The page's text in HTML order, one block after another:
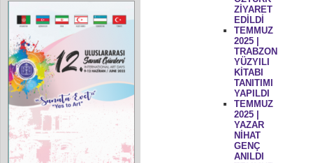
ZİYARET
EDİLDİ
TEMMUZ
2025 |
TRABZON
YÜZYILI
KİTABI
TANITIMI
YAPILDI
TEMMUZ
2025 |
YAZAR
NİHAT
GENÇ
ANILDI